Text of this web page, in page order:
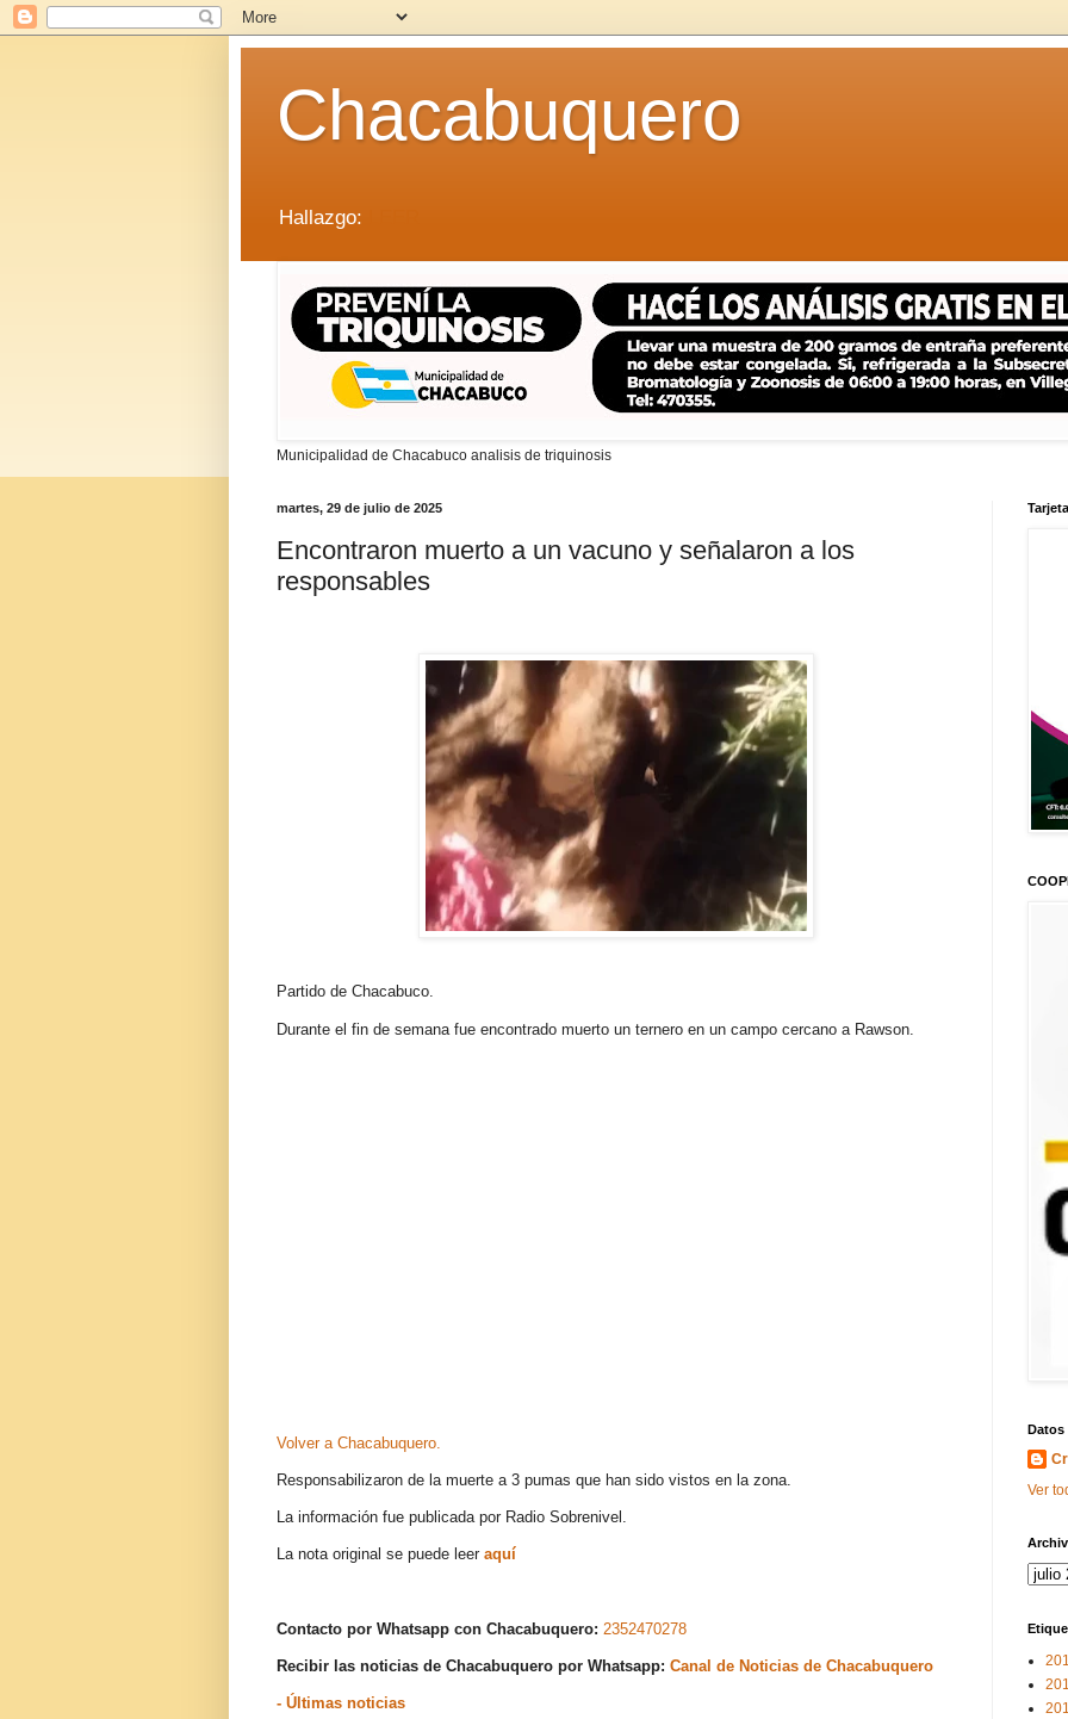
Chacabuquero
Hallazgo:
Municipalidad de Chacabuco analisis de triquinosis
martes, 29 de julio de 2025
Encontraron muerto a un vacuno y señalaron a los
responsables
Partido de Chacabuco.
Durante el fin de semana fue encontrado muerto un ternero en un campo cercano a Rawson.
Volver a Chacabuquero.
Responsabilizaron de la muerte a 3 pumas que han sido vistos en la zona.
La información fue publicada por Radio Sobrenivel.
La nota original se puede leer aquí
Contacto por Whatsapp con Chacabuquero: 2352470278
Recibir las noticias de Chacabuquero por Whatsapp: Canal de Noticias de Chacabuquero
- Últimas noticias
Ver